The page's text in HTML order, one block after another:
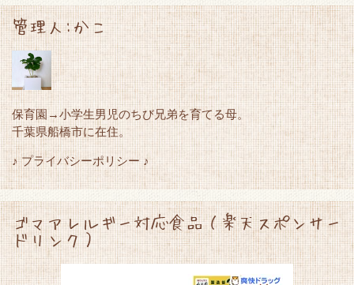
管理人:かこ
保育園→小学生男児のちび兄弟を育てる母。
千葉県船橋市に在住。
♪ プライバシーポリシー ♪
ゴマアレルギー対応食品（楽天スポンサー
ドリンク）